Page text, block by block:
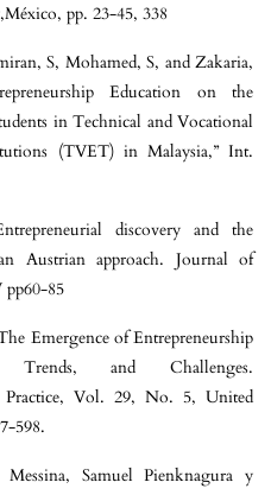
pp. 23-45, 338
S, Mohamed, S, and Zakaria,
Education on the
in Technical and Vocational
(TVET) in Malaysia,” Int.
discovery and the
Austrian approach. Journal of
85
Emergence of Entrepreneurship
Trends, and Challenges.
Practice, Vol. 29, No. 5, United
598.
Samuel Pienknagura y